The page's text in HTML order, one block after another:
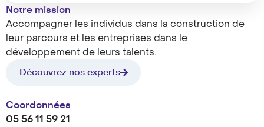
Notre mission
Accompagner les individus dans la construction de
leur parcours et les entreprises dans le
développement de leurs talents.
Découvrez nos experts
Coordonnées
05 56 11 59 21